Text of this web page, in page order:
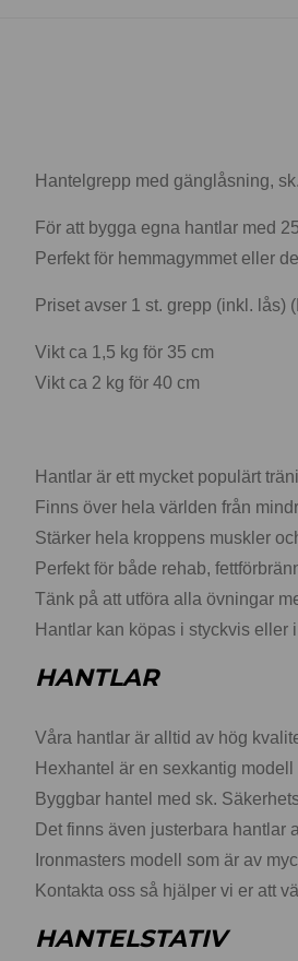
Hantelgrepp med gänglåsning,
För att bygga egna hantlar med
Perfekt för hemmagymmet eller
Priset avser 1 st. grepp (inkl. lås)
Vikt ca 1,5 kg för 35 cm
Vikt ca 2 kg för 40 cm
Hantlar är ett mycket populärt
Finns över hela världen från
Stärker hela kroppens muskler
Perfekt för både rehab,
Tänk på att utföra alla övningar
Hantlar kan köpas i styckvis eller
HANTLAR
Våra hantlar är alltid av hög
Hexhantel är en sexkantig
Byggbar hantel med sk.
Det finns även justerbara hantlar
Ironmasters modell som är av
Kontakta oss så hjälper vi er att
HANTELSTATIV